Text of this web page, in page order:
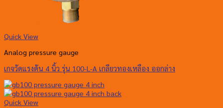
Quick View
Analog pressure gauge
เกจวัดแรงดัน 4 นิ้ว รุ่น 100-L-A เกลียวทองเหลือง ออกล่าง
Quick View